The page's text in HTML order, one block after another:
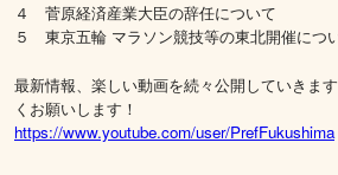
４ 菅原経済産業大臣の辞任について
５ 東京五輪 マラソン競技等の東北開催につ
最新情報、楽しい動画を続々公開していきま
くお願いします！
https://www.youtube.com/user/PrefFukushima